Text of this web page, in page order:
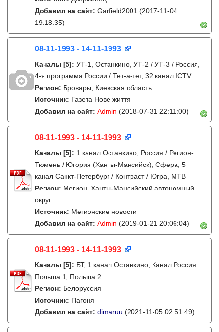
Добавил на сайт: Garfield2001 (2017-11-04
19:18:35)
08-11-1993 - 14-11-1993
Каналы [5]: УТ-1, Останкино, УТ-2 / УТ-3 / Россия,
4-я программа России / Тет-а-тет, 32 канал ICTV
Регион: Бровары, Киевская область
Источник: Газета Нове життя
Добавил на сайт: Admin (2018-07-31 22:11:00)
08-11-1993 - 14-11-1993
Каналы [5]: 1 канал Останкино, Россия / Регион-
Тюмень / Югория (Ханты-Мансийск), Сфера, 5
канал Санкт-Петербург / Контраст / Югра, МТВ
Регион: Мегион, Ханты-Мансийский автономный
округ
Источник: Мегионские новости
Добавил на сайт: Admin (2019-01-21 20:06:04)
08-11-1993 - 14-11-1993
Каналы [5]: БТ, 1 канал Останкино, Канал Россия,
Польша 1, Польша 2
Регион: Белоруссия
Источник: Пагоня
Добавил на сайт: dimaruu (2021-11-05 02:51:49)